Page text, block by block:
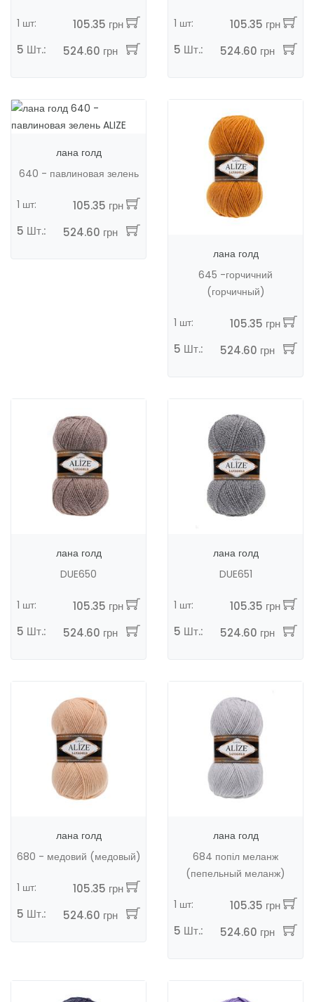
1 шт:
105.35 грн
5 Шт.:
524.60 грн
1 шт:
105.35 грн
5 Шт.:
524.60 грн
лана голд
640 - павлиновая зелень
1 шт:
105.35 грн
5 Шт.:
524.60 грн
лана голд
645 -горчичний
(горчичный)
1 шт:
105.35 грн
5 Шт.:
524.60 грн
лана голд
DUE650
1 шт:
105.35 грн
5 Шт.:
524.60 грн
лана голд
DUE651
1 шт:
105.35 грн
5 Шт.:
524.60 грн
лана голд
680 - медовий (медовый)
1 шт:
105.35 грн
5 Шт.:
524.60 грн
лана голд
684 попіл меланж
(пепельный меланж)
1 шт:
105.35 грн
5 Шт.:
524.60 грн